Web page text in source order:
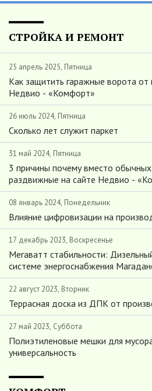
СТРОЙКА И РЕМОНТ
25 апрель 2025, Пятница
Как защитить гаражные ворота от
Недвио - «Комфорт»
26 июль 2024, Пятница
Сколько лет служит паркет
31 май 2024, Пятница
3 причины почему вместо
раздвижные на сайте Недвио -
08 январь 2024, Понедельник
Влияние цифровизации на
17 декабрь 2023, Воскресенье
Мегаватт стабильности:
системе энергоснабжения
22 август 2023, Вторник
Террасная доска из ДПК от
27 май 2023, Суббота
Полиэтиленовые мешки для
универсальность